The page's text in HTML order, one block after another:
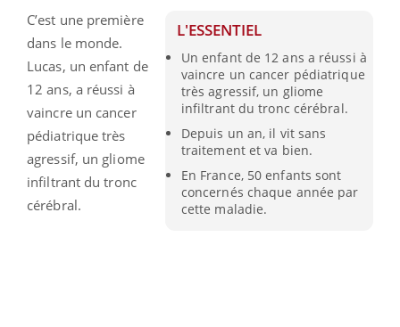
L'ESSENTIEL
Un enfant de 12 ans a réussi à
vaincre un cancer pédiatrique
très agressif, un gliome
infiltrant du tronc cérébral.
Depuis un an, il vit sans
traitement et va bien.
En France, 50 enfants sont
concernés chaque année par
cette maladie.
C’est une première
dans le monde.
Lucas, un enfant de
12 ans, a réussi à
vaincre un cancer
pédiatrique très
agressif, un gliome
infiltrant du tronc
cérébral.